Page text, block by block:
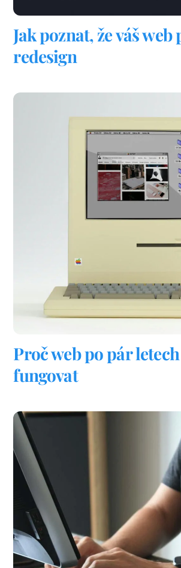
Jak poznat, že váš
redesign
Proč web po pár
fungovat